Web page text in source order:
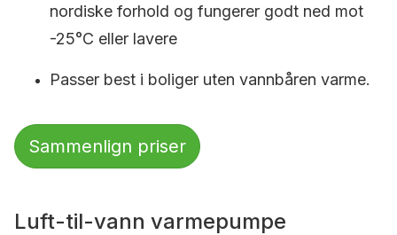
nordiske forhold og fungerer godt ned mot
-25°C eller lavere
Passer best i boliger uten vannbåren varme.
Sammenlign priser
Luft-til-vann varmepumpe